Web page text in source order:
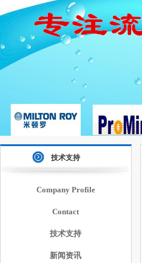
技术支持
Company Profile
Contact
技术支持
新闻资讯